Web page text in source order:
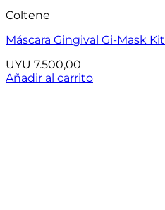
Coltene
Máscara Gingival Gi-Mask Kit
UYU 7.500,00
Añadir al carrito